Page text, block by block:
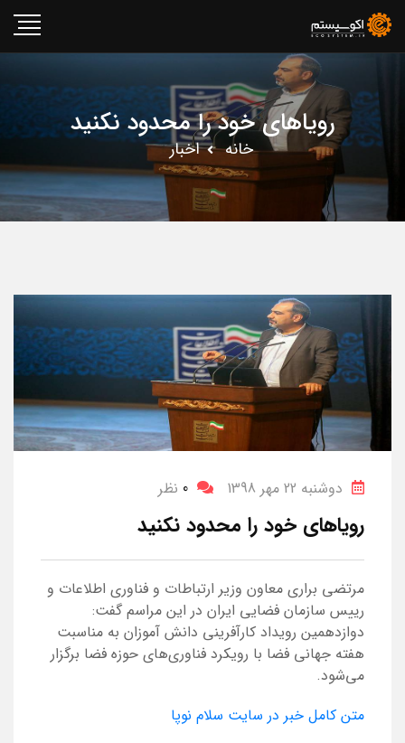
رویاهای خود را محدود نکنید
خانه اخبار
دوشنبه 22 مهر 1398 0 نظر
رویاهای خود را محدود نکنید
مرتضی براری معاون وزیر ارتباطات و فناوری اطلاعات و
رییس سازمان فضایی ایران در این مراسم گفت:
دوازدهمین رویداد کارآفرینی دانش آموزان به مناسبت
هفته جهانی فضا با رویکرد فناوری‌های حوزه فضا برگزار
می‌شود.
متن کامل خبر در سایت سلام نوپا